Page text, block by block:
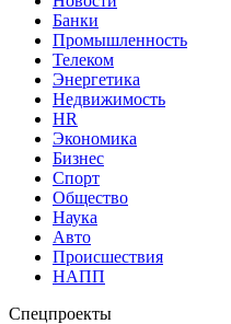
Банки
Промышленность
Телеком
Энергетика
Недвижимость
HR
Экономика
Бизнес
Спорт
Общество
Наука
Авто
Происшествия
НАПП
Спецпроекты